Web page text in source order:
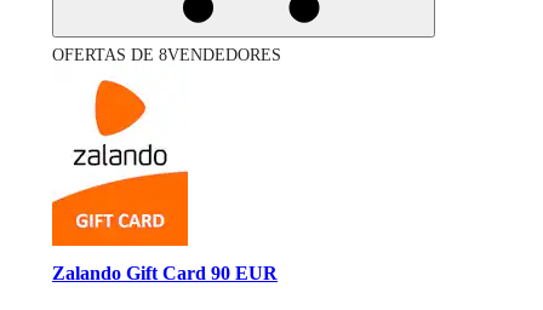
OFERTAS DE 8VENDEDORES
Zalando Gift Card 90 EUR